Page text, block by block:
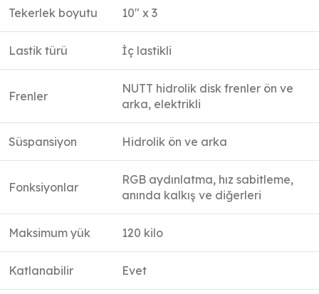
Tekerlek boyutu 10″ x 3
Lastik türü İç lastikli
Frenler
NUTT hidrolik disk frenler ön ve
arka, elektrikli
Süspansiyon Hidrolik ön ve arka
Fonksiyonlar
RGB aydınlatma, hız sabitleme,
anında kalkış ve diğerleri
Maksimum yük 120 kilo
Katlanabilir Evet